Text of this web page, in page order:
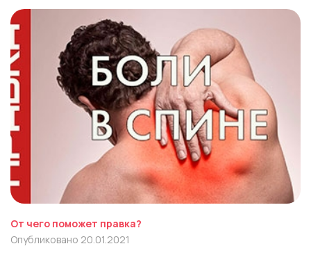
От чего поможет правка?
Опубликовано 20.01.2021